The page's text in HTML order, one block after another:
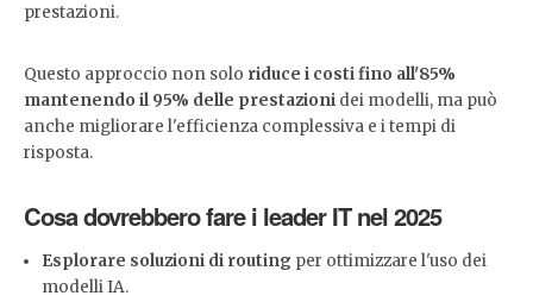
prestazioni.
Questo approccio non solo riduce i costi fino all'85%
mantenendo il 95% delle prestazioni dei modelli, ma può
anche migliorare l'efficienza complessiva e i tempi di
risposta.
Cosa dovrebbero fare i leader IT nel 2025
Esplorare soluzioni di routing per ottimizzare l'uso dei
modelli IA.